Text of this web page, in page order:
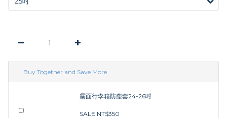
Buy Together and Save More
霧面行李箱防塵套24-26吋
SALE NT$350